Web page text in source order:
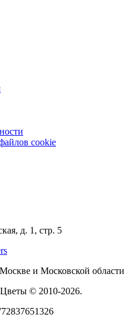
cookie
д. 1, стр. 5
и Московской области
Цветы © 2010-2026.